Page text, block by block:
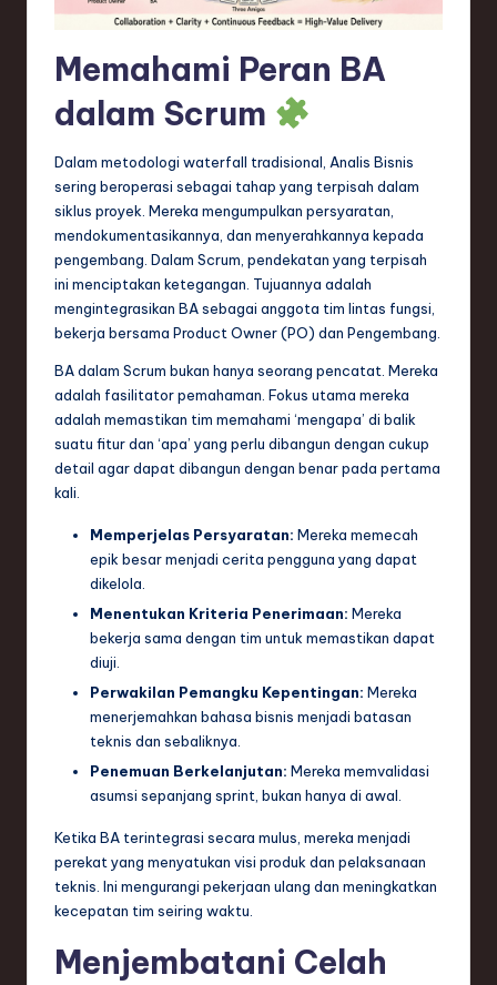
T
o
Memahami Peran BA
dalam Scrum
Dalam metodologi waterfall tradisional, Analis Bisnis
sering beroperasi sebagai tahap yang terpisah dalam
siklus proyek. Mereka mengumpulkan persyaratan,
mendokumentasikannya, dan menyerahkannya kepada
pengembang. Dalam Scrum, pendekatan yang terpisah
ini menciptakan ketegangan. Tujuannya adalah
mengintegrasikan BA sebagai anggota tim lintas fungsi,
bekerja bersama Product Owner (PO) dan Pengembang.
BA dalam Scrum bukan hanya seorang pencatat. Mereka
adalah fasilitator pemahaman. Fokus utama mereka
adalah memastikan tim memahami ‘mengapa’ di balik
suatu fitur dan ‘apa’ yang perlu dibangun dengan cukup
detail agar dapat dibangun dengan benar pada pertama
kali.
Memperjelas Persyaratan: Mereka memecah
epik besar menjadi cerita pengguna yang dapat
dikelola.
Menentukan Kriteria Penerimaan: Mereka
bekerja sama dengan tim untuk memastikan dapat
diuji.
Perwakilan Pemangku Kepentingan: Mereka
menerjemahkan bahasa bisnis menjadi batasan
teknis dan sebaliknya.
Penemuan Berkelanjutan: Mereka memvalidasi
asumsi sepanjang sprint, bukan hanya di awal.
Ketika BA terintegrasi secara mulus, mereka menjadi
perekat yang menyatukan visi produk dan pelaksanaan
teknis. Ini mengurangi pekerjaan ulang dan meningkatkan
kecepatan tim seiring waktu.
Menjembatani Celah